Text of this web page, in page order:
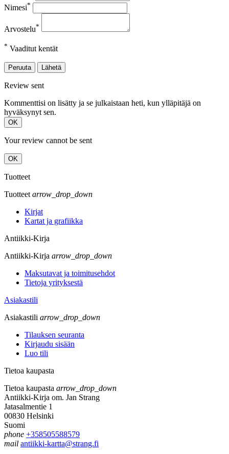
Nimesi*
Arvostelu*
* Vaaditut kentät
Peruuta Lähetä
Review sent
Kommenttisi on lisätty ja se julkaistaan heti, kun ylläpitäjä on
hyväksynyt sen.
OK
Your review cannot be sent
OK
Tuotteet
Tuotteet arrow_drop_down
Kirjat
Kartat ja grafiikka
Antiikki-Kirja
Antiikki-Kirja arrow_drop_down
Maksutavat ja toimitusehdot
Tietoja yrityksestä
Asiakastili
Asiakastili arrow_drop_down
Tilauksen seuranta
Kirjaudu sisään
Luo tili
Tietoa kaupasta
Tietoa kaupasta arrow_drop_down
Antiikki-Kirja om. Jan Strang
Jatasalmentie 1
00830 Helsinki
Suomi
phone +358505588579
mail antiikki-kartta@strang.fi